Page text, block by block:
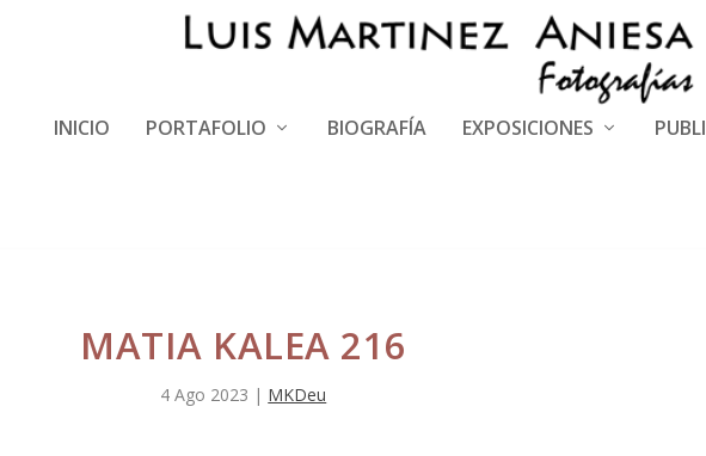
INICIO PORTAFOLIO BIOGRAFÍA EXPOSICIONES
MATIA KALEA 216
4 Ago 2023 | MKDeu